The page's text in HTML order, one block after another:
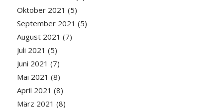
Oktober 2021 (5)
September 2021 (5)
August 2021 (7)
Juli 2021 (5)
Juni 2021 (7)
Mai 2021 (8)
April 2021 (8)
März 2021 (8)